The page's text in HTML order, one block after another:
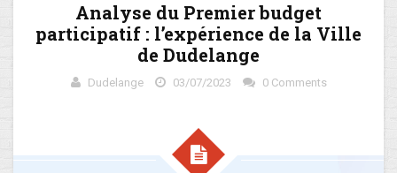
Analyse du Premier budget
participatif : l’expérience de la Ville
de Dudelange
Dudelange 03/07/2023 0 Comments